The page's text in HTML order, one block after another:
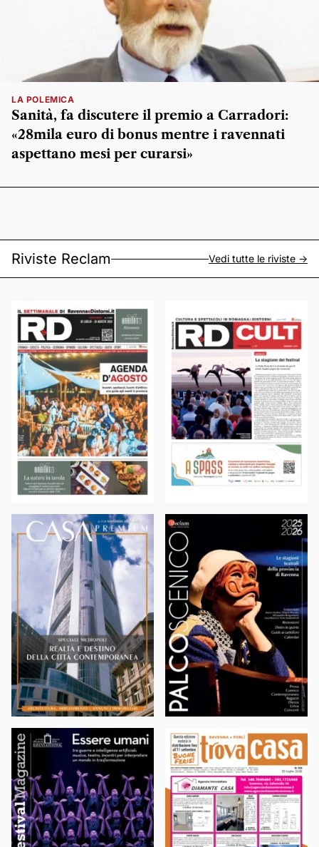
LA POLEMICA
Sanità, fa discutere il premio a Carradori:
«28mila euro di bonus mentre i ravennati
aspettano mesi per curarsi»
Riviste Reclam Vedi tutte le riviste ->